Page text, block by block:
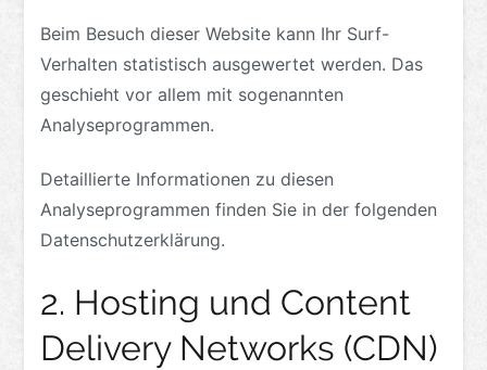
Beim Besuch dieser Website kann Ihr Surf-
Verhalten statistisch ausgewertet werden. Das
geschieht vor allem mit sogenannten
Analyseprogrammen.
Detaillierte Informationen zu diesen
Analyseprogrammen finden Sie in der folgenden
Datenschutzerklärung.
2. Hosting und Content
Delivery Networks (CDN)